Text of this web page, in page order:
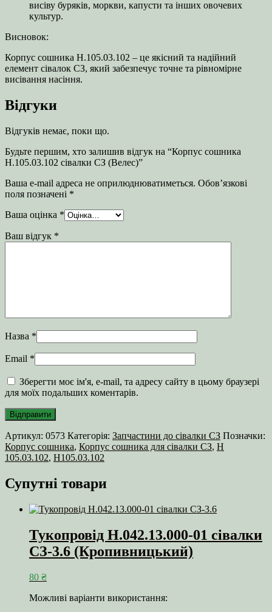
висіву буряків, моркви, капусти та інших овочевих
культур.
Висновок:
Корпус сошника Н.105.03.102 – це якісний та надійний
елемент сівалок СЗ, який забезпечує точне та рівномірне
висівання насіння.
Відгуки
Відгуків немає, поки що.
Будьте першим, хто залишив відгук на “Корпус сошника
Н.105.03.102 сівалки СЗ (Велес)”
Ваша e-mail адреса не оприлюднюватиметься. Обов’язкові
поля позначені *
Ваша оцінка *
Ваш відгук *
Назва *
Email *
Зберегти моє ім'я, e-mail, та адресу сайту в цьому браузері
для моїх подальших коментарів.
Артикул: 0573 Категорія: Запчастини до сівалки СЗ Позначки:
Корпус сошника, Корпус сошника для сівалки СЗ, Н
105.03.102, Н105.03.102
Супутні товари
Тукопровід Н.042.13.000-01 сівалки
СЗ-3.6 (Кропивницький)
80 ₴
Можливі варіанти використання: